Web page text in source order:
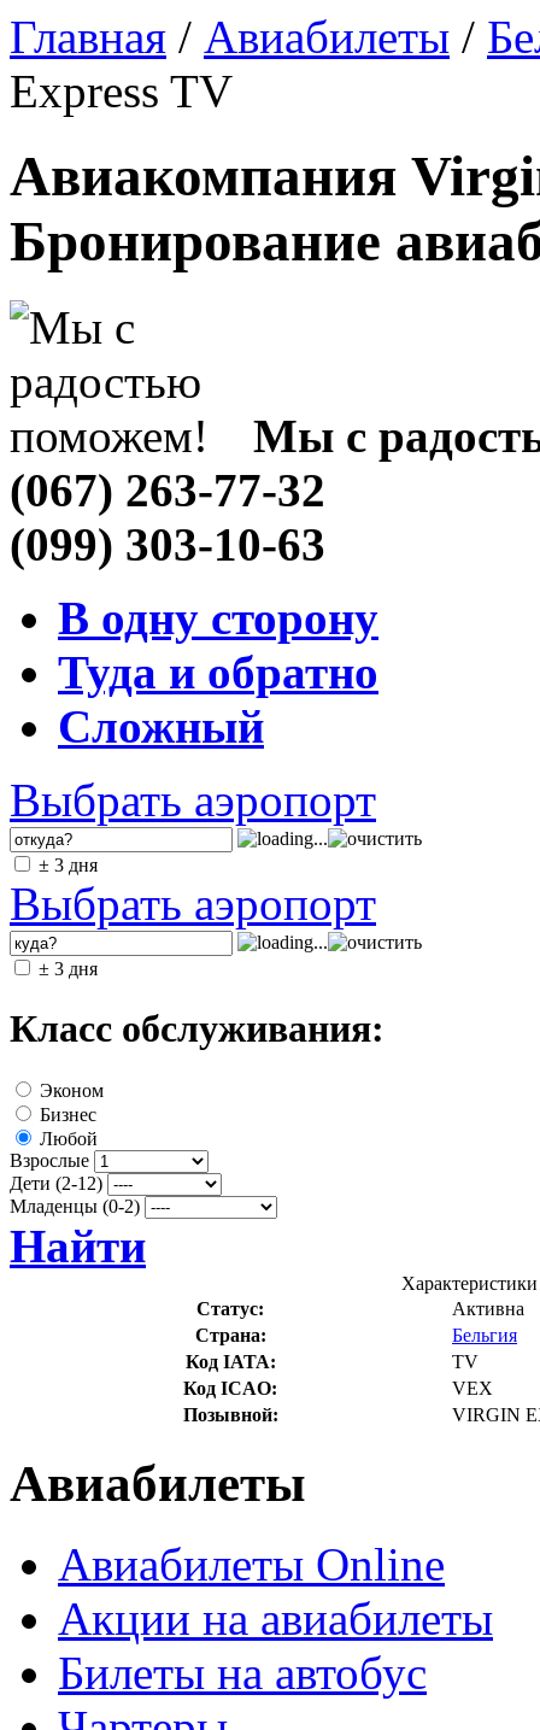
Главная / Авиабилеты /
Express TV
Авиакомпания
Бронирование
Мы с
(067) 263-77-32
(099) 303-10-63
В одну сторону
Туда и обратно
Сложный
Выбрать аэропорт
± 3 дня
Выбрать аэропорт
± 3 дня
Класс обслуживания:
Эконом
Бизнес
Любой
Взрослые
Дети (2-12)
Младенцы (0-2)
Найти
Статус:
Активна
Страна:
Бельгия
Код IATA:
TV
Код ICAO:
VEX
Позывной:
VIRGIN
Авиабилеты
Авиабилеты Online
Акции на авиабилеты
Билеты на автобус